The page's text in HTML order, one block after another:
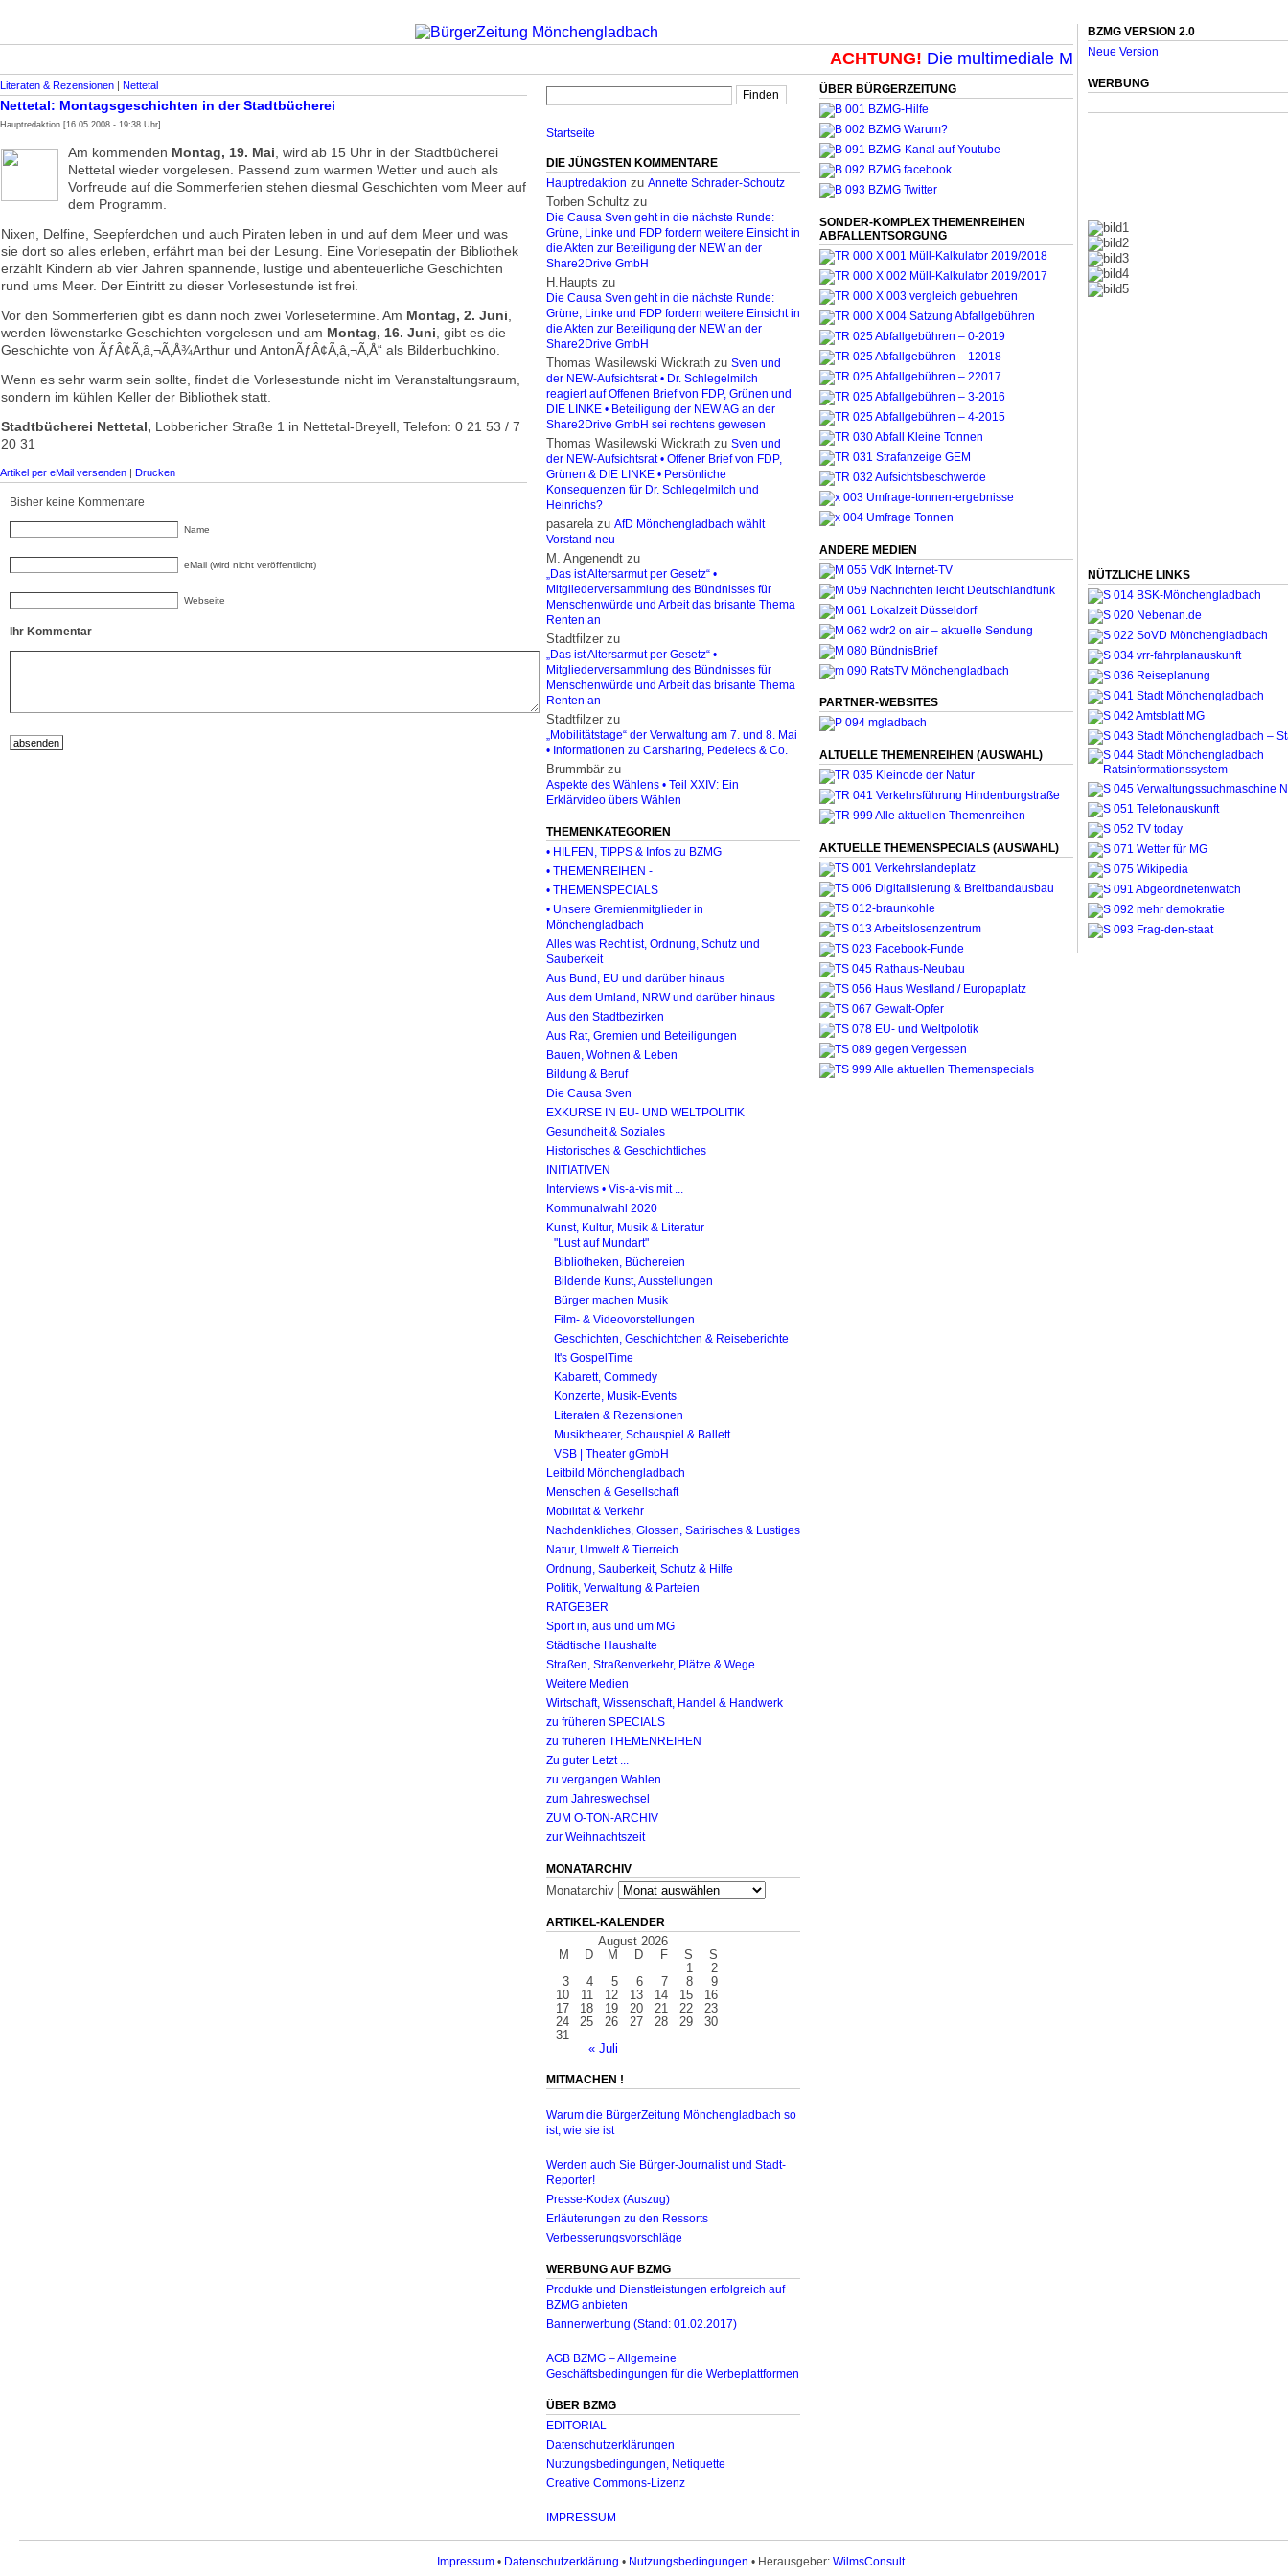
ACHTUNG!Die multimediale Mit-Mach-Zeitung für
Literaten & Rezensionen | Nettetal
Nettetal: Montagsgeschichten in der Stadtbücherei
Hauptredaktion [16.05.2008 - 19:38 Uhr]
Am kommenden Montag, 19. Mai , wird ab 15 Uhr in der Stadtbücherei
Nettetal wieder vorgelesen. Passend zum warmen Wetter und auch als
Vorfreude auf die Sommerferien stehen diesmal Geschichten vom Meer auf
dem Programm.
Nixen, Delfine, Seepferdchen und auch Piraten leben in und auf dem Meer und was
sie dort so alles erleben, erfährt man bei der Lesung. Eine Vorlesepatin der Bibliothek
erzählt Kindern ab vier Jahren spannende, lustige und abenteuerliche Geschichten
rund ums Meer. Der Eintritt zu dieser Vorlesestunde ist frei.
Vor den Sommerferien gibt es dann noch zwei Vorlesetermine. Am Montag, 2. Juni
werden löwenstarke Geschichten vorgelesen und am Montag, 16. Juni , gibt es die
Geschichte von ÃƒÂ¢Ã‚â‚¬Ã‚Å¾Arthur und AntonÃƒÂ¢Ã‚â‚¬Ã‚Å“ als Bilderbuchkino.
Wenn es sehr warm sein sollte, findet die Vorlesestunde nicht im Veranstaltungsraum,
sondern im kühlen Keller der Bibliothek statt.
Stadtbücherei Nettetal, Lobbericher Straße 1 in Nettetal-Breyell, Telefon: 0 21 53 / 7
20 31
Artikel per eMail versenden | Drucken
Bisher keine Kommentare
Name
eMail (wird nicht veröffentlicht)
Webseite
Ihr Kommentar
Startseite
DIE JÜNGSTEN KOMMENTARE
Hauptredaktion zu Annette Schrader-Schoutz
Torben Schultz zu
Die Causa Sven geht in die nächste Runde:
Grüne, Linke und FDP fordern weitere Einsicht in
die Akten zur Beteiligung der NEW an der
Share2Drive GmbH
H.Haupts zu
Die Causa Sven geht in die nächste Runde:
Grüne, Linke und FDP fordern weitere Einsicht in
die Akten zur Beteiligung der NEW an der
Share2Drive GmbH
Thomas Wasilewski Wickrath zu Sven und
der NEW-Aufsichtsrat • Dr. Schlegelmilch
reagiert auf Offenen Brief von FDP, Grünen und
DIE LINKE • Beteiligung der NEW AG an der
Share2Drive GmbH sei rechtens gewesen
Thomas Wasilewski Wickrath zu Sven und
der NEW-Aufsichtsrat • Offener Brief von FDP,
Grünen & DIE LINKE • Persönliche
Konsequenzen für Dr. Schlegelmilch und
Heinrichs?
pasarelazu AfD Mönchengladbach wählt
Vorstand neu
M. Angenendt zu
„Das ist Altersarmut per Gesetz“ •
Mitgliederversammlung des Bündnisses für
Menschenwürde und Arbeit das brisante Thema
Renten an
Stadtfilzer zu
„Das ist Altersarmut per Gesetz“ •
Mitgliederversammlung des Bündnisses für
Menschenwürde und Arbeit das brisante Thema
Renten an
Stadtfilzer zu
„Mobilitätstage“ der Verwaltung am 7. und 8. Mai
• Informationen zu Carsharing, Pedelecs & Co.
Brummbär zu
Aspekte des Wählens • Teil XXIV: Ein
Erklärvideo übers Wählen
THEMENKATEGORIEN
• HILFEN, TIPPS & Infos zu BZMG
• THEMENREIHEN -
• THEMENSPECIALS
• Unsere Gremienmitglieder in
Mönchengladbach
Alles was Recht ist, Ordnung, Schutz und
Sauberkeit
Aus Bund, EU und darüber hinaus
Aus dem Umland, NRW und darüber hinaus
Aus den Stadtbezirken
Aus Rat, Gremien und Beteiligungen
Bauen, Wohnen & Leben
Bildung & Beruf
Die Causa Sven
EXKURSE IN EU- UND WELTPOLITIK
Gesundheit & Soziales
Historisches & Geschichtliches
INITIATIVEN
Interviews • Vis-à-vis mit ...
Kommunalwahl 2020
Kunst, Kultur, Musik & Literatur
"Lust auf Mundart"
Bibliotheken, Büchereien
Bildende Kunst, Ausstellungen
Bürger machen Musik
Film- & Videovorstellungen
Geschichten, Geschichtchen & Reiseberichte
It's GospelTime
Kabarett, Commedy
Konzerte, Musik-Events
Literaten & Rezensionen
Musiktheater, Schauspiel & Ballett
VSB | Theater gGmbH
Leitbild Mönchengladbach
Menschen & Gesellschaft
Mobilität & Verkehr
Nachdenkliches, Glossen, Satirisches & Lustiges
Natur, Umwelt & Tierreich
Ordnung, Sauberkeit, Schutz & Hilfe
Politik, Verwaltung & Parteien
RATGEBER
Sport in, aus und um MG
Städtische Haushalte
Straßen, Straßenverkehr, Plätze & Wege
Weitere Medien
Wirtschaft, Wissenschaft, Handel & Handwerk
zu früheren SPECIALS
zu früheren THEMENREIHEN
Zu guter Letzt ...
zu vergangen Wahlen ...
zum Jahreswechsel
ZUM O-TON-ARCHIV
zur Weihnachtszeit
MONATARCHIV
Monatarchiv
ARTIKEL-KALENDER
August 2026
M
D M D F S S
« Juli
1
2
3
4 5 6 7 8
9
10
11 12 13 14 15
16
17
18 19 20 21 22
23
24
25 26 27 28 29
30
31
MITMACHEN !
Warum die BürgerZeitung Mönchengladbach so
ist, wie sie ist
Werden auch Sie Bürger-Journalist und Stadt-
Reporter!
Presse-Kodex (Auszug)
Erläuterungen zu den Ressorts
Verbesserungsvorschläge
WERBUNG AUF BZMG
Produkte und Dienstleistungen erfolgreich auf
BZMG anbieten
Bannerwerbung (Stand: 01.02.2017)
AGB BZMG – Allgemeine
Geschäftsbedingungen für die Werbeplattformen
ÜBER BZMG
EDITORIAL
Datenschutzerklärungen
Nutzungsbedingungen, Netiquette
Creative Commons-Lizenz
IMPRESSUM
ÜBER BÜRGERZEITUNG
SONDER-KOMPLEX THEMENREIHEN
ABFALLENTSORGUNG
ANDERE MEDIEN
PARTNER-WEBSITES
ALTUELLE THEMENREIHEN (AUSWAHL)
AKTUELLE THEMENSPECIALS (AUSWAHL)
BZMG VERSION 2.0
Neue Version
WERBUNG
NÜTZLICHE LINKS
Impressum • Datenschutzerklärung • Nutzungsbedingungen • Herausgeber: WilmsConsult